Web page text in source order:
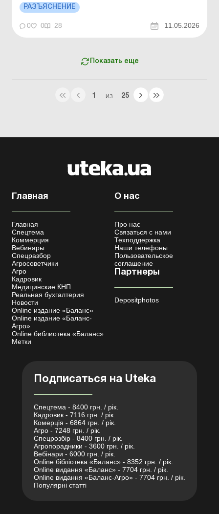
условиям гранта предприниматель должен
трудоустроить работников: как это отразить в
гранты: как примен...
РАЗЪЯСНЕНИЕ
0 0 28 11.05.2026
Показать еще
1 ИЗ 25
Главная
Главная
Спецтема
Коммерция
Вебинары
Спецразбор
Агросоветчики
Агро
Кадровик
Медицинские КНП
Реальная бухгалтерия
Новости
Online издание «Баланс»
Online издание «Баланс-
Агро»
Online библиотека «Баланс»
Метки
О нас
Про нас
Связаться с нами
Техподдержка
Наши телефоны
Пользовательское
соглашение
Партнеры
Depositphotos
Подписаться на Uteka
Спецтема - 8400 грн. / рік.
Кадровик - 7116 грн. / рік.
Комерція - 6864 грн. / рік.
Агро - 7248 грн. / рік.
Спецрозбір - 8400 грн. / рік.
Агропорадники - 3600 грн. / рік.
Вебінари - 6000 грн. / рік.
Online бібліотека «Баланс» - 8352 грн. / рік.
Online видання «Баланс» - 7704 грн. / рік.
Online видання «Баланс-Агро» - 7704 грн. / рік.
Популярні статті